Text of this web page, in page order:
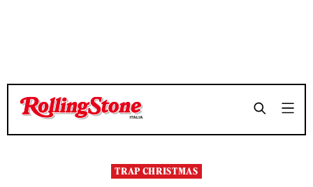
TEMPO DI LETTURA 3 MINUTI SHARE
TEMPO DI LETTURA 3 MINUTI SHARE
TRAP CHRISTMAS